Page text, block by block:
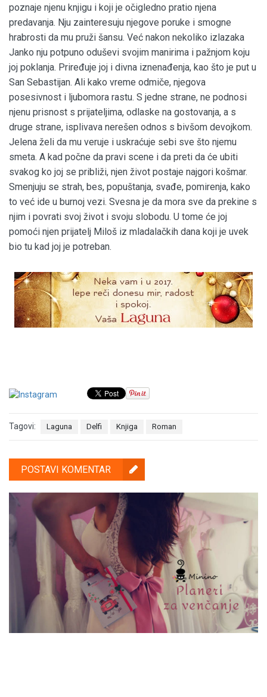
poznaje njenu knjigu i koji je očigledno pratio njena
predavanja. Nju zainteresuju njegove poruke i smogne
hrabrosti da mu pruži šansu. Već nakon nekoliko izlazaka
Janko nju potpuno oduševi svojim manirima i pažnjom koju
joj poklanja. Priređuje joj i divna iznenađenja, kao što je put u
San Sebastijan. Ali kako vreme odmiče, njegova
posesivnost i ljubomora rastu. S jedne strane, ne podnosi
njenu prisnost s prijateljima, odlaske na gostovanja, a s
druge strane, isplivava nerešen odnos s bivšom devojkom.
Jelena želi da mu veruje i uskraćuje sebi sve što njemu
smeta. A kad počne da pravi scene i da preti da će ubiti
svakog ko joj se približi, njen život postaje najgori košmar.
Smenjuju se strah, bes, popuštanja, svađe, pomirenja, kako
to već ide u burnoj vezi. Svesna je da mora sve da prekine s
njim i povrati svoj život i svoju slobodu. U tome će joj
pomoći njen prijatelj Miloš iz mladalačkih dana koji je uvek
bio tu kad joj je potreban.
Tagovi: Laguna Delfi Knjiga Roman
POSTAVI KOMENTAR